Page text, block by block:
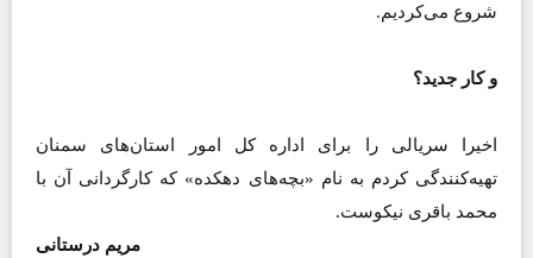
شروع می‌کردیم.
و کار جدید؟
اخیرا سریالی را برای اداره کل امور استان‌های سمنان
تهیه‌کنندگی کردم به نام «بچه‌های دهکده» که کارگردانی آن با
محمد باقری نیکوست.
مریم درستانی